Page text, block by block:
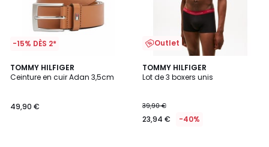
-15% DÈS 2*
TOMMY HILFIGER
Ceinture en cuir Adan 3,5cm
49,90 €
Outlet
TOMMY HILFIGER
Lot de 3 boxers unis
39,90 €
23,94 € -40%
5
/